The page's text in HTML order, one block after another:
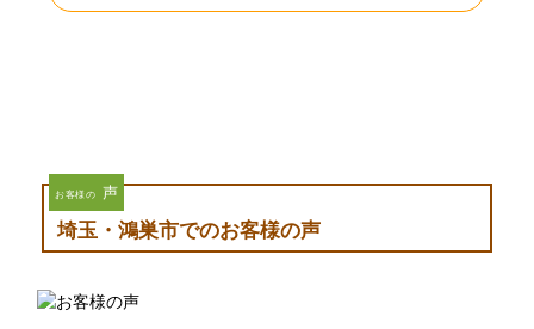
お客様の 声
埼玉・鴻巣市でのお客様の声